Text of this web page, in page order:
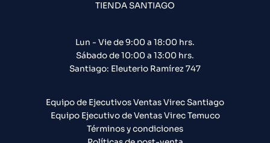
TIENDA SANTIAGO
Lun - Vie de 9:00 a 18:00 hrs.
Sábado de 10:00 a 13:00 hrs.
Santiago: Eleuterio Ramírez 747​
Equipo de Ejecutivos Ventas Virec Santiago
Equipo Ejecutivo de Ventas Virec Temuco
Términos y condiciones